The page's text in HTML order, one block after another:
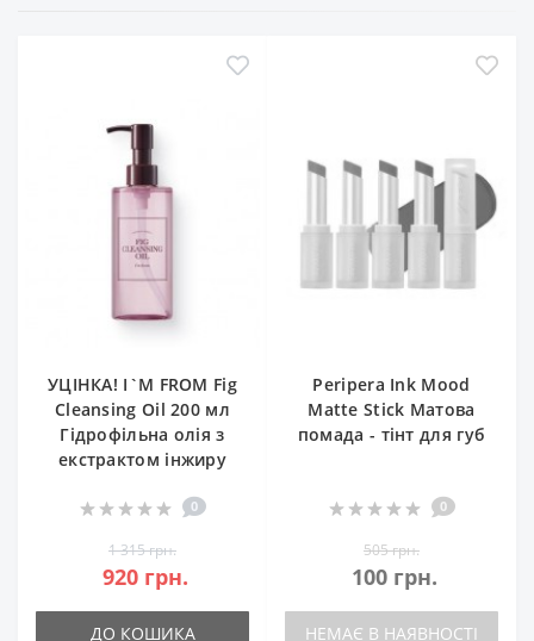
УЦІНКА! I`M FROM Fig
Cleansing Oil 200 мл
Гідрофільна олія з
екстрактом інжиру
0
1 315 грн.
920 грн.
ДО КОШИКА
Peripera Ink Mood
Matte Stick Матова
помада - тінт для губ
0
505 грн.
100 грн.
НЕМАЄ В НАЯВНОСТІ